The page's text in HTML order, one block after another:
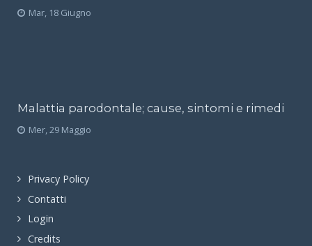
Mar, 18 Giugno
Malattia parodontale; cause, sintomi e rimedi
Mer, 29 Maggio
Privacy Policy
Contatti
Login
Credits